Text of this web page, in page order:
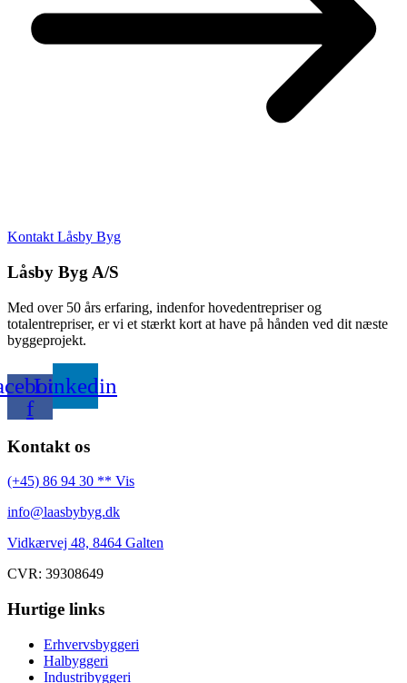
Kontakt Låsby Byg
Låsby Byg A/S
Med over 50 års erfaring, indenfor hovedentrepriser og
totalentrepriser, er vi et stærkt kort at have på hånden ved dit næste
byggeprojekt.
f
Linkedin
Kontakt os
(+45) 86 94 30 ** Vis
info@laasbybyg.dk
Vidkærvej 48, 8464 Galten
CVR: 39308649
Hurtige links
Erhvervsbyggeri
Halbyggeri
Industribyggeri